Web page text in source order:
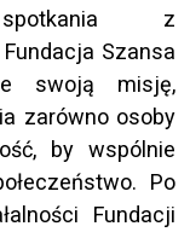
z
Szansa
swoją misję,
zarówno osoby
by wspólnie
Po
Fundacji